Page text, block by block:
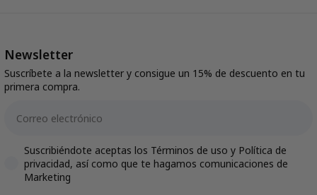
Newsletter
Suscríbete a la newsletter y consigue un 15% de descuento en tu
primera compra.
Accepts marketing
Suscribiéndote aceptas los Términos de uso y Política de
privacidad, así como que te hagamos comunicaciones de
Marketing